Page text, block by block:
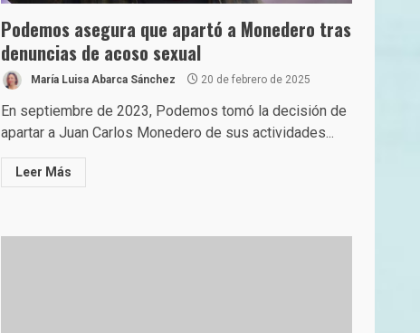
Podemos asegura que apartó a Monedero tras
denuncias de acoso sexual
María Luisa Abarca Sánchez 20 de febrero de 2025
En septiembre de 2023, Podemos tomó la decisión de
apartar a Juan Carlos Monedero de sus actividades...
Leer Más